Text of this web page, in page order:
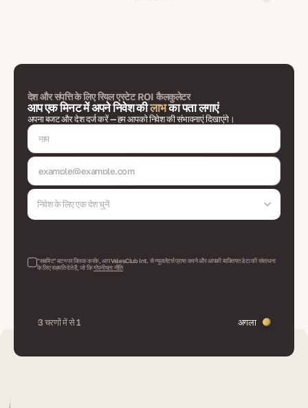
देश और संपत्ति के लिए रियल एस्टेट ROI कैलकुलेटर
आप एक मिनट में अपने निवेश कीलाभका पता लगाएं
अपना बजट और देश दर्ज करें — हम आपको निवेश की संभावनाएं दिखाएंगे।
निवेश के लिए एक देश चुनें
"सबमिट" बटन पर क्लिक करके, आप VelesClub Int. से न्यूज़लेटर्स प्राप्त करने और आपकी व्यक्तिगत डेटा की संसाधना
के लिए सहमति देते हैं, जो किगोपनीयता नीति
3 चरणों में से 1 अगला